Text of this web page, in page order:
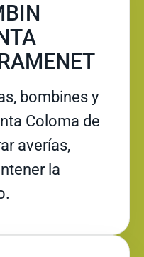
bombines y
Coloma de
averías,
la